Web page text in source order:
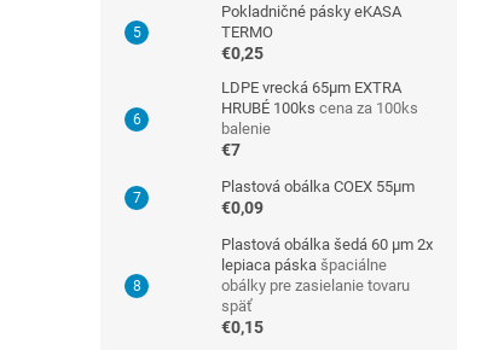
Pokladničné pásky eKASA
TERMO
€0,25
LDPE vrecká 65μm EXTRA
HRUBÉ 100ks cena za 100ks
balenie
€7
Plastová obálka COEX 55µm
€0,09
Plastová obálka šedá 60 µm 2x
lepiaca páska špaciálne
obálky pre zasielanie tovaru
späť
€0,15